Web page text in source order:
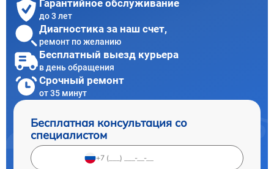
Гарантийное обслуживание
до 3 лет
Диагностика за наш счет,
ремонт по желанию
Бесплатный выезд курьера
в день обращения
Срочный ремонт
от 35 минут
Бесплатная консультация со
специалистом